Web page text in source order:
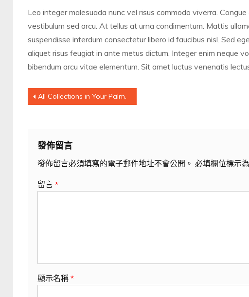
Leo integer malesuada nunc vel risus commodo viverra.
vestibulum sed arcu. At tellus at urna condimentum. Mattis
suspendisse interdum consectetur libero id faucibus nisl. Sed
aliquet risus feugiat in ante metus dictum. Integer enim neque
bibendum arcu vitae elementum. Sit amet luctus venenatis
文
覽
All Collections in Your Palm.
發佈留言
發佈留言必須填寫的電子郵件地址不會公開。 必填欄位標示為
留言 *
顯示名稱 *